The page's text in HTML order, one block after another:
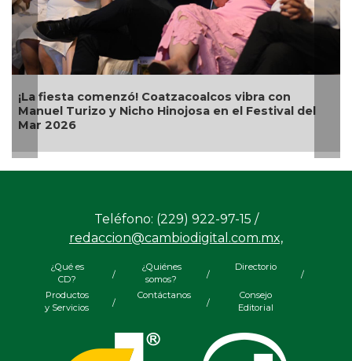
comenzó! Coatzacoalcos vibra con
y Nicho Hinojosa en el Festival del
Alcalde
Teléfono: (229) 922-97-15 /
redaccion@cambiodigital.com.mx,
¿Qué es
CD?
/
¿Quiénes
somos?
/
Directorio
/
Productos
y Servicios
/
Contáctanos
/
Consejo
Editorial